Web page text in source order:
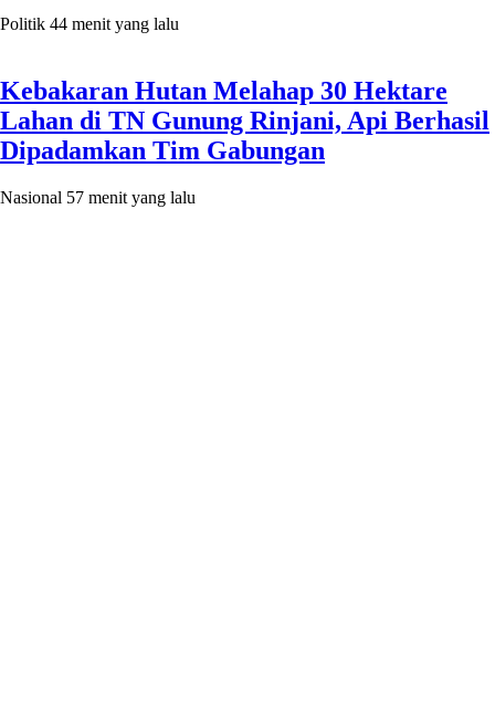
Politik 44 menit yang lalu
Kebakaran Hutan Melahap 30 Hektare
Lahan di TN Gunung Rinjani, Api Berhasil
Dipadamkan Tim Gabungan
Nasional 57 menit yang lalu